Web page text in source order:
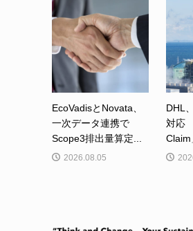
EcoVadisとNovata、
一次データ連携で
Scope3排出量算定...
2026.08.05
DHL
対応
Claim